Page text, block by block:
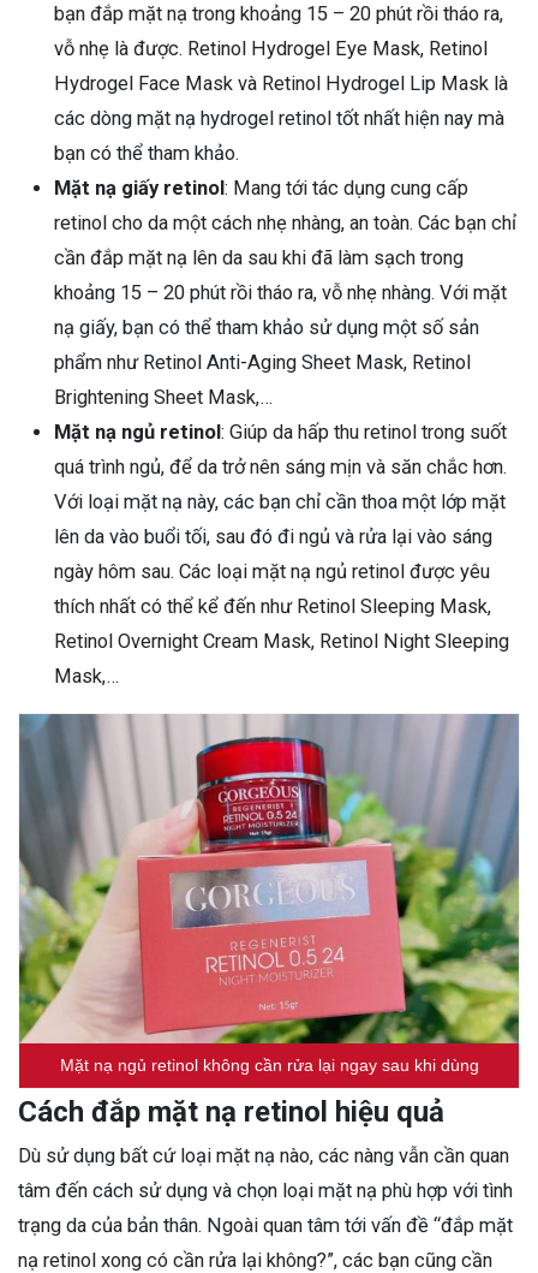
bạn đắp mặt nạ trong khoảng 15 – 20 phút rồi tháo ra,
vỗ nhẹ là được. Retinol Hydrogel Eye Mask, Retinol
Hydrogel Face Mask và Retinol Hydrogel Lip Mask là
các dòng mặt nạ hydrogel retinol tốt nhất hiện nay mà
bạn có thể tham khảo.
Mặt nạ giấy retinol : Mang tới tác dụng cung cấp
retinol cho da một cách nhẹ nhàng, an toàn. Các bạn chỉ
cần đắp mặt nạ lên da sau khi đã làm sạch trong
khoảng 15 – 20 phút rồi tháo ra, vỗ nhẹ nhàng. Với mặt
nạ giấy, bạn có thể tham khảo sử dụng một số sản
phẩm như Retinol Anti-Aging Sheet Mask, Retinol
Brightening Sheet Mask,…
Mặt nạ ngủ retinol : Giúp da hấp thu retinol trong suốt
quá trình ngủ, để da trở nên sáng mịn và săn chắc hơn.
Với loại mặt nạ này, các bạn chỉ cần thoa một lớp mặt
lên da vào buổi tối, sau đó đi ngủ và rửa lại vào sáng
ngày hôm sau. Các loại mặt nạ ngủ retinol được yêu
thích nhất có thể kể đến như Retinol Sleeping Mask,
Retinol Overnight Cream Mask, Retinol Night Sleeping
Mask,…
Mặt nạ ngủ retinol không cần rửa lại ngay sau khi dùng
Cách đắp mặt nạ retinol hiệu quả
Dù sử dụng bất cứ loại mặt nạ nào, các nàng vẫn cần quan
tâm đến cách sử dụng và chọn loại mặt nạ phù hợp với tình
trạng da của bản thân. Ngoài quan tâm tới vấn đề “đắp mặt
nạ retinol xong có cần rửa lại không?”, các bạn cũng cần